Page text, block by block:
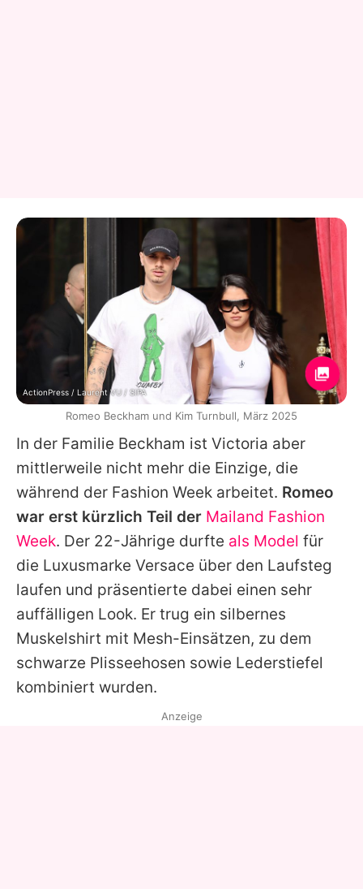
In der Familie Beckham ist Victoria aber
mittlerweile nicht mehr die Einzige, die
während der Fashion Week arbeitet. Romeo
war erst kürzlich Teil der Mailand Fashion
Week. Der 22-Jährige durfte als Model für
die Luxusmarke Versace über den Laufsteg
laufen und präsentierte dabei einen sehr
auffälligen Look. Er trug ein silbernes
Muskelshirt mit Mesh-Einsätzen, zu dem
schwarze Plisseehosen sowie Lederstiefel
kombiniert wurden.
ActionPress / Laurent VU / SIPA
Romeo Beckham und Kim Turnbull, März 2025
Anzeige